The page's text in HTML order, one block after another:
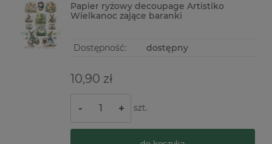
Papier ryżowy decoupage Artistiko
Wielkanoc zające baranki
Dostępność: dostępny
10,90 zł
- + szt.